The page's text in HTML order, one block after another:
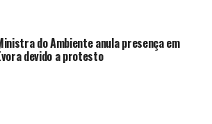
do Ambiente anula presença em
devido a protesto